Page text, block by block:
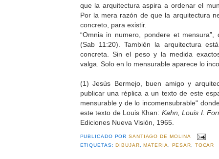
que la arquitectura aspira a ordenar el
Por la mera razón de que la arquitectura
concreto, para existir.
“Omnia in numero, pondere et
(Sab 11:20). También la arquitectura
concreta. Sin el peso y la medida
valga. Solo en lo mensurable aparece lo
(1) Jesús Bermejo, buen amigo y
publicar una réplica a un texto de este
mensurable y de lo incomensubrable"
este texto de Louis Khan: Kahn, Louis I.
Ediciones Nueva Visión, 1965.
PUBLICADO PORSANTIAGO DE MOLINA
ETIQUETAS:DIBUJAR,MATERIA, PESAR, TOCAR